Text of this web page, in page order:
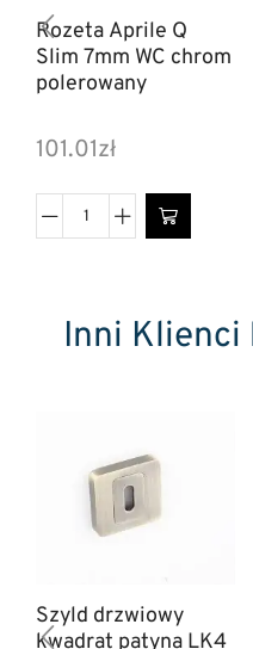
Rozeta Aprile Q
Slim 7mm WC chrom
polerowany
101.01zł
Inni
Szyld drzwiowy
kwadrat patyna LK4